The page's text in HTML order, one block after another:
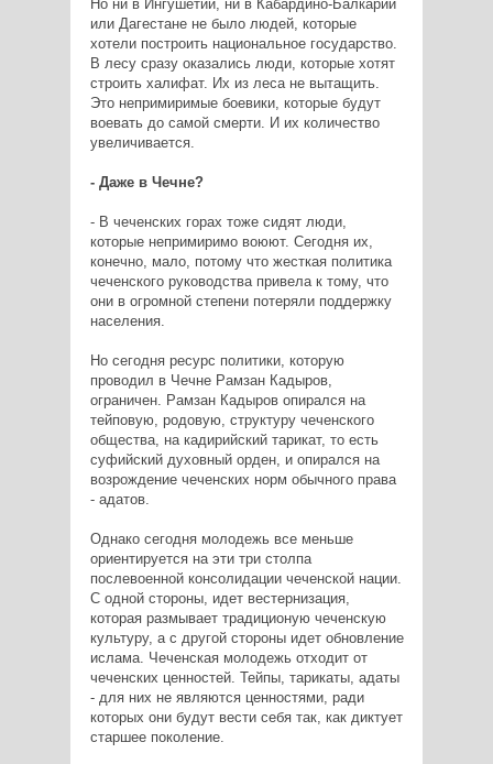
Но ни в Ингушетии, ни в Кабардино-Балкарии
или Дагестане не было людей, которые
хотели построить национальное государство.
В лесу сразу оказались люди, которые хотят
строить халифат. Их из леса не вытащить.
Это непримиримые боевики, которые будут
воевать до самой смерти. И их количество
увеличивается.
- Даже в Чечне?
- В чеченских горах тоже сидят люди,
которые непримиримо воюют. Сегодня их,
конечно, мало, потому что жесткая политика
чеченского руководства привела к тому, что
они в огромной степени потеряли поддержку
населения.
Но сегодня ресурс политики, которую
проводил в Чечне Рамзан Кадыров,
ограничен. Рамзан Кадыров опирался на
тейповую, родовую, структуру чеченского
общества, на кадирийский тарикат, то есть
суфийский духовный орден, и опирался на
возрождение чеченских норм обычного права
- адатов.
Однако сегодня молодежь все меньше
ориентируется на эти три столпа
послевоенной консолидации чеченской нации.
С одной стороны, идет вестернизация,
которая размывает традиционую чеченскую
культуру, а с другой стороны идет обновление
ислама. Чеченская молодежь отходит от
чеченских ценностей. Тейпы, тарикаты, адаты
- для них не являются ценностями, ради
которых они будут вести себя так, как диктует
старшее поколение.